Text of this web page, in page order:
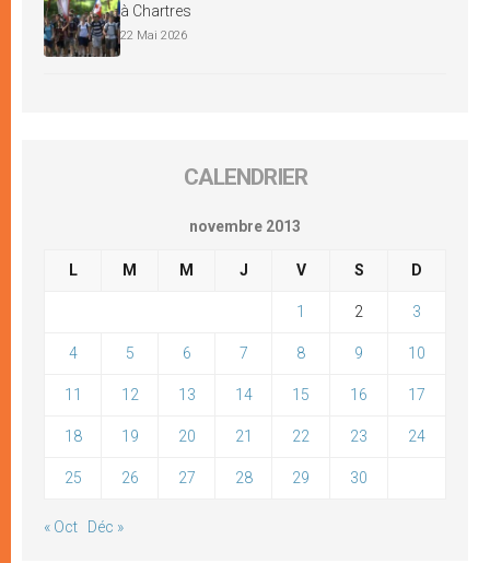
à Chartres
22 Mai 2026
CALENDRIER
novembre 2013
L M M J V S D
1 2 3
4 5 6 7 8 9 10
11 12 13 14 15 16 17
18 19 20 21 22 23 24
25 26 27 28 29 30
« Oct Déc »